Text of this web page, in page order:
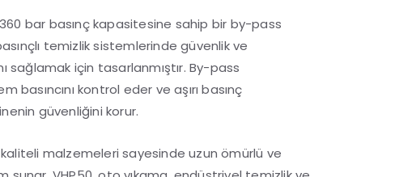
360 bar basınç kapasitesine sahip bir by-pass
temizlik sistemlerinde güvenlik ve
sağlamak için tasarlanmıştır. By-pass
basıncını kontrol eder ve aşırı basınç
güvenliğini korur.
kaliteli malzemeleri sayesinde uzun ömürlü ve